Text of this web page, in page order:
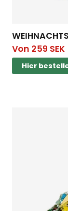
Von 259 SEK
Hier